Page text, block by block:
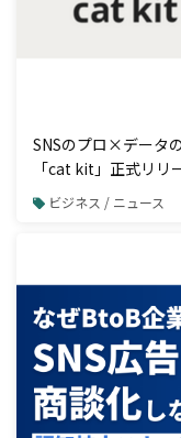
SNSのプロ×データ
「cat kit」正式リリ
ビジネス / ニュース